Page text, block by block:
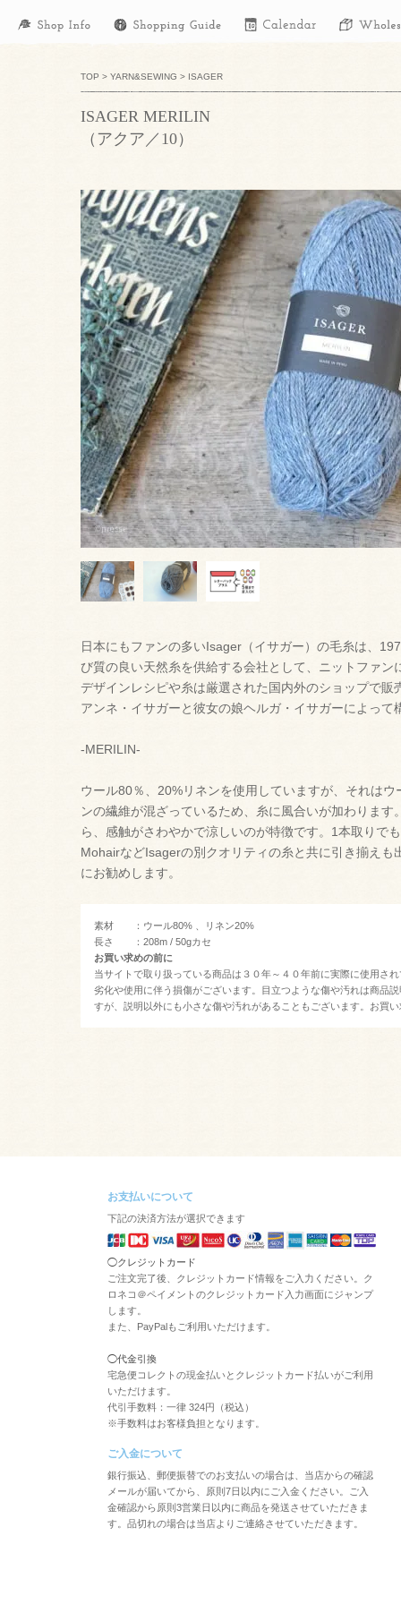
TOP > YARN&SEWING > ISAGER
ISAGER MERILIN
（アクア／10）
日本にもファンの多いIsager（イサガー）の毛糸は、
び質の良い天然糸を供給する会社として、ニットファン
デザインレシピや糸は厳選された国内外のショップで
アンネ・イサガーと彼女の娘ヘルガ・イサガーによって
-MERILIN-
ウール80％、20%リネンを使用していますが、それは
ンの繊維が混ざっているため、糸に風合いが加わりま
ら、感触がさわやかで涼しいのが特徴です。1本取りで
MohairなどIsagerの別クオリティの糸と共に引き揃えも
にお勧めします。
素材 ：ウール80% 、リネン20%
長さ ：208m / 50gカセ
お買い求めの前に
当サイトで取り扱っている商品は３０年～４０年前に実際に使用さ
劣化や使用に伴う損傷がございます。目立つような傷や汚れは商品
すが、説明以外にも小さな傷や汚れがあることもございます。お買
お支払いについて
下記の決済方法が選択できます
◯クレジットカード
ご注文完了後、クレジットカード情報をご入力ください。ク
ロネコ＠ペイメントのクレジットカード入力画面にジャンプ
します。
また、PayPalもご利用いただけます。
◯代金引換
宅急便コレクトの現金払いとクレジットカード払いがご利用
いただけます。
代引手数料：一律 324円（税込）
※手数料はお客様負担となります。
ご入金について
銀行振込、郵便振替でのお支払いの場合は、当店からの確認
メールが届いてから、原則7日以内にご入金ください。ご入
金確認から原則3営業日以内に商品を発送させていただきま
す。品切れの場合は当店よりご連絡させていただきます。